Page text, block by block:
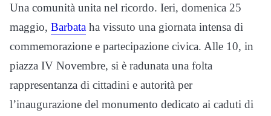
Una comunità unita nel ricordo. Ieri, domenica 25
maggio, Barbata ha vissuto una giornata intensa di
commemorazione e partecipazione civica. Alle 10, in
piazza IV Novembre, si è radunata una folta
rappresentanza di cittadini e autorità per
l’inaugurazione del monumento dedicato ai caduti di